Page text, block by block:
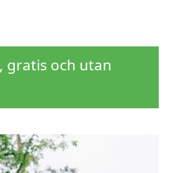
gratis och utan